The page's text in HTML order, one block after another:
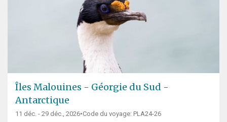
Îles Malouines - Géorgie du Sud -
Antarctique
11 déc. - 29 déc., 2026•Code du voyage: PLA24-26